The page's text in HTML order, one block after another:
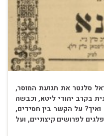
רבי ישראל סלנטר את תנועת המוסר,
בקרב יהודי ליטא, וכבשה
על הקשר בין חסידים,
לפרושים קיצוניים, ועל